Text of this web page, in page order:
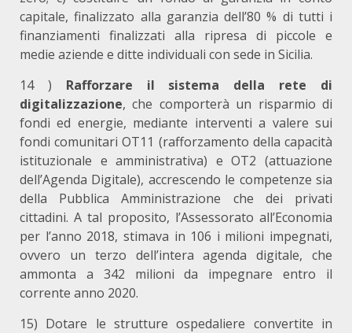
capitale, finalizzato alla garanzia dell’80 % di tutti i
finanziamenti finalizzati alla ripresa di piccole e
medie aziende e ditte individuali con sede in Sicilia.
14 ) Rafforzare il sistema della rete di
digitalizzazione, che comporterà un risparmio di
fondi ed energie, mediante interventi a valere sui
fondi comunitari OT11 (rafforzamento della capacità
istituzionale e amministrativa) e OT2 (attuazione
dell’Agenda Digitale), accrescendo le competenze sia
della Pubblica Amministrazione che dei privati
cittadini. A tal proposito, l’Assessorato all’Economia
per l’anno 2018, stimava in 106 i milioni impegnati,
ovvero un terzo dell’intera agenda digitale, che
ammonta a 342 milioni da impegnare entro il
corrente anno 2020.
15) Dotare le strutture ospedaliere convertite in